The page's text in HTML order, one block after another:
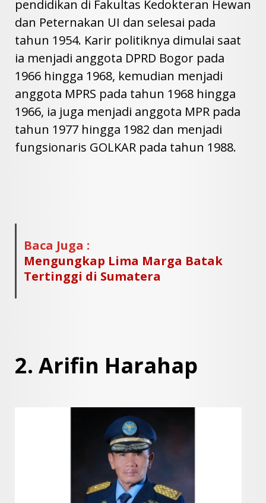
pendidikan di Fakultas Kedokteran Hewan
dan Peternakan UI dan selesai pada
tahun 1954. Karir politiknya dimulai saat
ia menjadi anggota DPRD Bogor pada
1966 hingga 1968, kemudian menjadi
anggota MPRS pada tahun 1968 hingga
1966, ia juga menjadi anggota MPR pada
tahun 1977 hingga 1982 dan menjadi
fungsionaris GOLKAR pada tahun 1988.
Baca Juga :
Mengungkap Lima Marga Batak
Tertinggi di Sumatera
2. Arifin Harahap